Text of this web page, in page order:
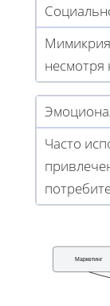
несмотря
Часто
Маркетинг